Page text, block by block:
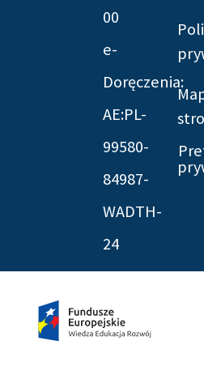
00
e-
Doręczenia:
AE:PL-
99580-
84987-
WADTH-
24